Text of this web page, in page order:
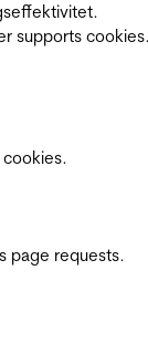
supports
page requests.